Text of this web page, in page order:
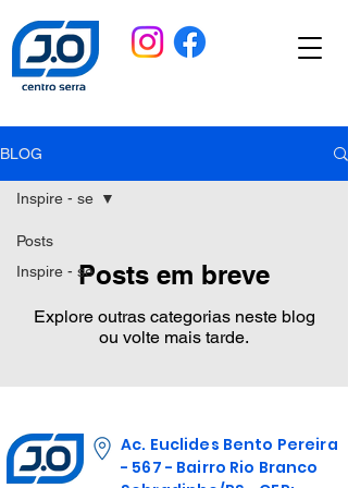
BLOG
Posts
Inspire - se
Inspire - se
Posts em breve
Explore outras categorias neste blog
ou volte mais tarde.
Ac. Euclides Bento Pereira
- 567 - Bairro Rio Branco